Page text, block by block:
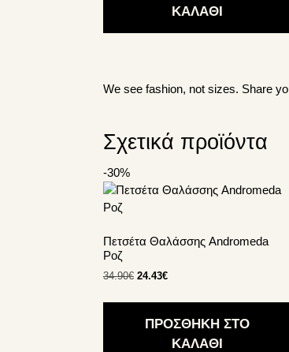
ΚΑΛΑΘΙ
We see fashion, not sizes. Share
Σχετικά προϊόντα
-30%
Πετσέτα Θαλάσσης Andromeda
Ροζ
34.90€ Original
was:
34.90€.
24.43€Η
τιμή
είναι:
ΠΡΟΣΘΗΚΗ ΣΤΟ
ΚΑΛΑΘΙ